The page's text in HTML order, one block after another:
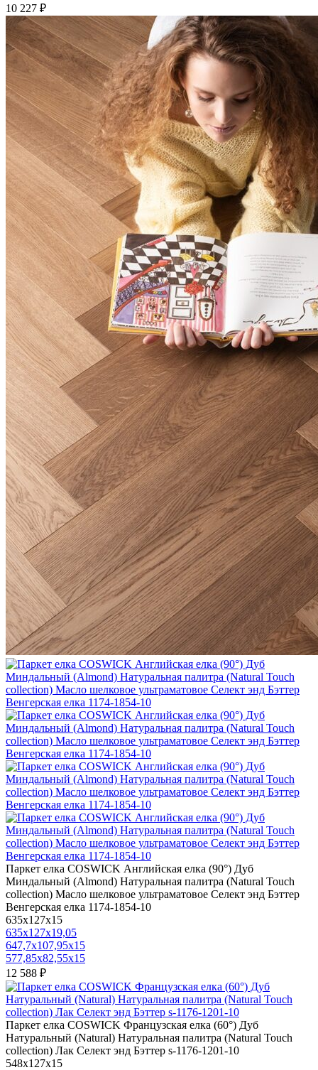
10 227 ₽
Паркет елка COSWICK Английская елка (90°) Дуб
Миндальный (Almond) Натуральная палитра (Natural Touch
collection) Масло шелковое ультраматовое Селект энд Бэттер
Венгерская елка 1174-1854-10
635x127x15
635x127x19,05
647,7x107,95x15
577,85x82,55x15
12 588 ₽
Паркет елка COSWICK Французская елка (60°) Дуб
Натуральный (Natural) Натуральная палитра (Natural Touch
collection) Лак Селект энд Бэттер s-1176-1201-10
548x127x15